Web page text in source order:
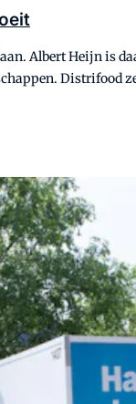
Albert Heijn is
Distrifood